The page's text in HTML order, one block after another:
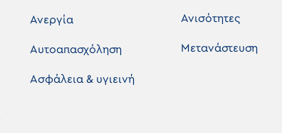
Ανεργία
Αυτοαπασχόληση
Ασφάλεια & υγιεινή
Ανισότητες
Μετανάστευση